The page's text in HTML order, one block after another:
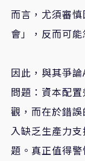
而言，尤須審
會」，反而可
因此，與其爭
問題：資本配
觀，而在於錯
入缺乏生產力
題。真正值得